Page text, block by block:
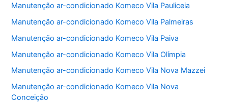
Manutenção ar-condicionado Komeco Vila Pauliceia
Manutenção ar-condicionado Komeco Vila Palmeiras
Manutenção ar-condicionado Komeco Vila Paiva
Manutenção ar-condicionado Komeco Vila Olímpia
Manutenção ar-condicionado Komeco Vila Nova Mazzei
Manutenção ar-condicionado Komeco Vila Nova
Conceição